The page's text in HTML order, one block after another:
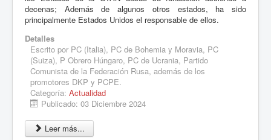
decenas; Además de algunos otros estados, ha sido
principalmente Estados Unidos el responsable de ellos.
Detalles
Escrito por PC (Italia), PC de Bohemia y Moravia, PC
(Suiza), P Obrero Húngaro, PC de Ucrania, Partido
Comunista de la Federación Rusa, además de los
promotores DKP y PCPE.
Categoría: Actualidad
Publicado: 03 Diciembre 2024
Leer más...